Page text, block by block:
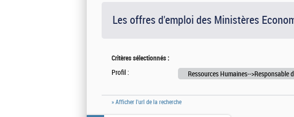
Les offres d'emploi des Ministères
Critères sélectionnés :
Profil : Ressources Humaines-->Responsable
» Afficher l'url de la recherche